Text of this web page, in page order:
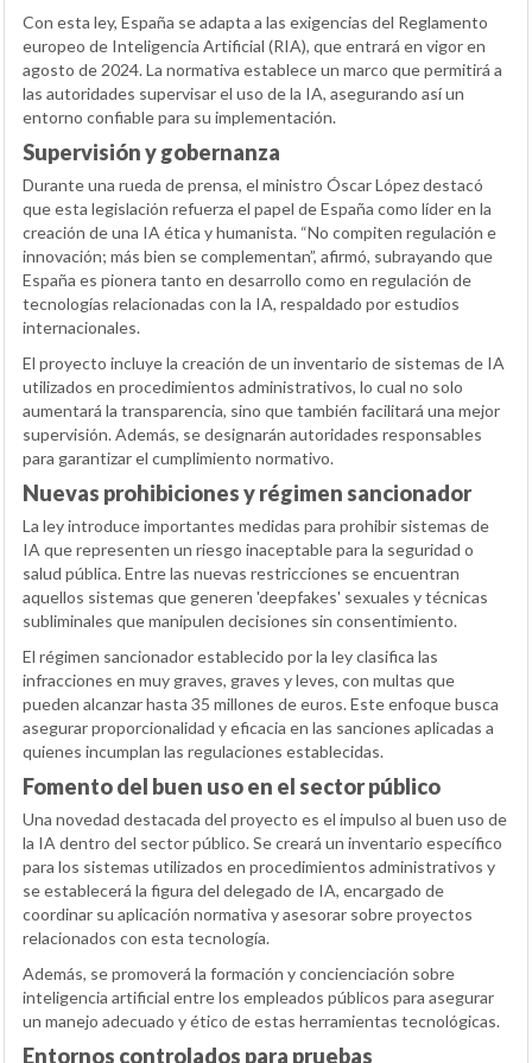
Con esta ley, España se adapta a las exigencias del Reglamento
europeo de Inteligencia Artificial (RIA), que entrará en vigor en
agosto de 2024. La normativa establece un marco que permitirá a
las autoridades supervisar el uso de la IA, asegurando así un
entorno confiable para su implementación.
Supervisión y gobernanza
Durante una rueda de prensa, el ministro Óscar López destacó
que esta legislación refuerza el papel de España como líder en la
creación de una IA ética y humanista. “No compiten regulación e
innovación; más bien se complementan”, afirmó, subrayando que
España es pionera tanto en desarrollo como en regulación de
tecnologías relacionadas con la IA, respaldado por estudios
internacionales.
El proyecto incluye la creación de un inventario de sistemas de IA
utilizados en procedimientos administrativos, lo cual no solo
aumentará la transparencia, sino que también facilitará una mejor
supervisión. Además, se designarán autoridades responsables
para garantizar el cumplimiento normativo.
Nuevas prohibiciones y régimen sancionador
La ley introduce importantes medidas para prohibir sistemas de
IA que representen un riesgo inaceptable para la seguridad o
salud pública. Entre las nuevas restricciones se encuentran
aquellos sistemas que generen 'deepfakes' sexuales y técnicas
subliminales que manipulen decisiones sin consentimiento.
El régimen sancionador establecido por la ley clasifica las
infracciones en muy graves, graves y leves, con multas que
pueden alcanzar hasta 35 millones de euros. Este enfoque busca
asegurar proporcionalidad y eficacia en las sanciones aplicadas a
quienes incumplan las regulaciones establecidas.
Fomento del buen uso en el sector público
Una novedad destacada del proyecto es el impulso al buen uso de
la IA dentro del sector público. Se creará un inventario específico
para los sistemas utilizados en procedimientos administrativos y
se establecerá la figura del delegado de IA, encargado de
coordinar su aplicación normativa y asesorar sobre proyectos
relacionados con esta tecnología.
Además, se promoverá la formación y concienciación sobre
inteligencia artificial entre los empleados públicos para asegurar
un manejo adecuado y ético de estas herramientas tecnológicas.
Entornos controlados para pruebas